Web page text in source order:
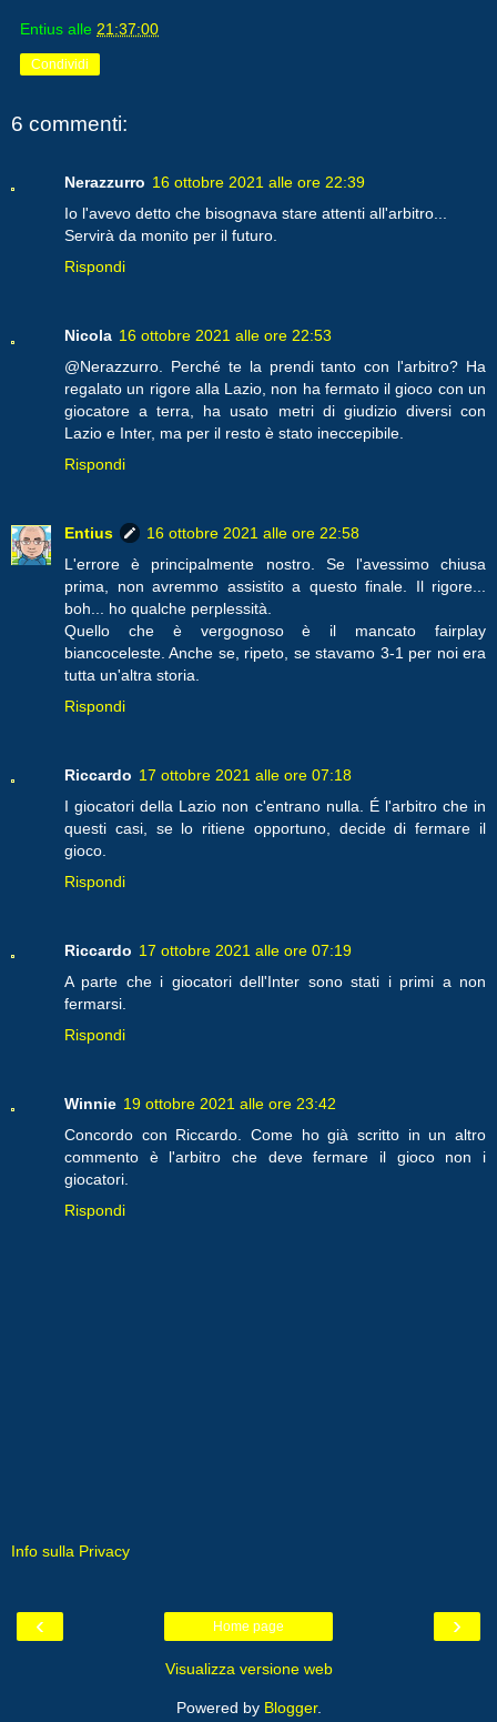
Entius alle 21:37:00
Condividi
6 commenti:
Nerazzurro 16 ottobre 2021 alle ore 22:39
Io l'avevo detto che bisognava stare attenti all'arbitro...
Servirà da monito per il futuro.
Rispondi
Nicola 16 ottobre 2021 alle ore 22:53
@Nerazzurro. Perché te la prendi tanto con l'arbitro? Ha
regalato un rigore alla Lazio, non ha fermato il gioco con un
giocatore a terra, ha usato metri di giudizio diversi con
Lazio e Inter, ma per il resto è stato ineccepibile.
Rispondi
Entius
16 ottobre 2021 alle ore 22:58
L'errore è principalmente nostro. Se l'avessimo chiusa
prima, non avremmo assistito a questo finale. Il rigore...
boh... ho qualche perplessità.
Quello che è vergognoso è il mancato fairplay
biancoceleste. Anche se, ripeto, se stavamo 3-1 per noi era
tutta un'altra storia.
Rispondi
Riccardo 17 ottobre 2021 alle ore 07:18
I giocatori della Lazio non c'entrano nulla. É l'arbitro che in
questi casi, se lo ritiene opportuno, decide di fermare il
gioco.
Rispondi
Riccardo 17 ottobre 2021 alle ore 07:19
A parte che i giocatori dell'Inter sono stati i primi a non
fermarsi.
Rispondi
Winnie 19 ottobre 2021 alle ore 23:42
Concordo con Riccardo. Come ho già scritto in un altro
commento è l'arbitro che deve fermare il gioco non i
giocatori.
Rispondi
Info sulla Privacy
‹ ›
Home page
Visualizza versione web
Powered by Blogger.